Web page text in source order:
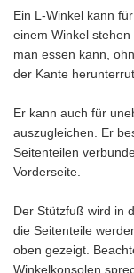
Ein L-Winkel kann
einem Winkel
man essen kann,
der Kante
Er kann auch für
auszugleichen. Er
Seitenteilen
Vorderseite.
Der Stützfuß wird in
die Seitenteile
oben gezeigt.
Winkelkonsolen